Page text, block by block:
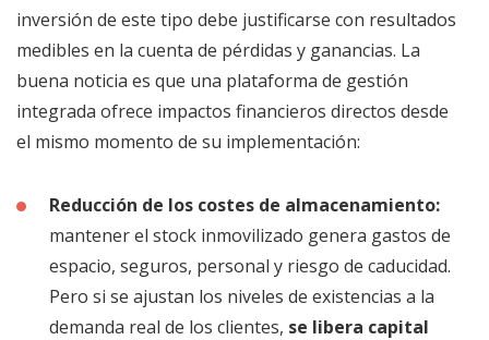
inversión de este tipo debe justificarse con resultados
medibles en la cuenta de pérdidas y ganancias. La
buena noticia es que una plataforma de gestión
integrada ofrece impactos financieros directos desde
el mismo momento de su implementación:
Reducción de los costes de almacenamiento:
mantener el stock inmovilizado genera gastos de
espacio, seguros, personal y riesgo de caducidad.
Pero si se ajustan los niveles de existencias a la
demanda real de los clientes, se libera capital